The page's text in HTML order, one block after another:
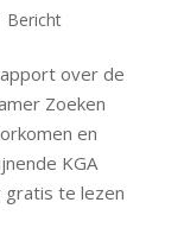
Bericht
over de
Zoeken
en
KGA
gratis te lezen